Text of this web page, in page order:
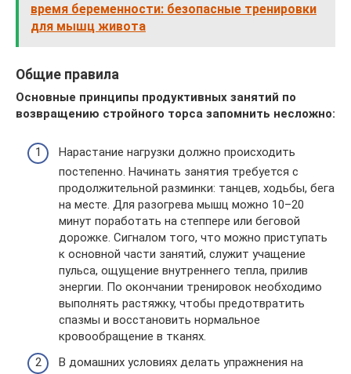
время беременности: безопасные тренировки
для мышц живота
Общие правила
Основные принципы продуктивных занятий по
возвращению стройного торса запомнить несложно:
Нарастание нагрузки должно происходить
постепенно. Начинать занятия требуется с
продолжительной разминки: танцев, ходьбы, бега
на месте. Для разогрева мышц можно 10–20
минут поработать на степпере или беговой
дорожке. Сигналом того, что можно приступать
к основной части занятий, служит учащение
пульса, ощущение внутреннего тепла, прилив
энергии. По окончании тренировок необходимо
выполнять растяжку, чтобы предотвратить
спазмы и восстановить нормальное
кровообращение в тканях.
В домашних условиях делать упражнения на